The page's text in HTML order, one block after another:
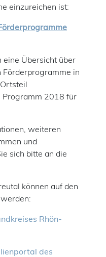
einzureichen ist:
eine Übersicht über
in
2018 für
weiteren
und
sich bitte an die
können auf den
Rhön-
des